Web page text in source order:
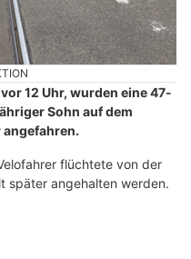
12 Uhr, wurden eine 47-
Sohn auf dem
flüchtete von der
später angehalten werden.